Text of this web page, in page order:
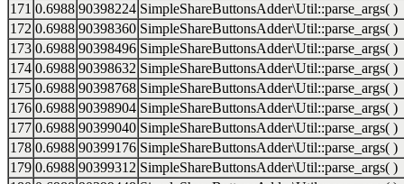
171 0.6988 90398224 SimpleShareButtonsAdder\Util::parse_args( )
172 0.6988 90398360 SimpleShareButtonsAdder\Util::parse_args( )
173 0.6988 90398496 SimpleShareButtonsAdder\Util::parse_args( )
174 0.6988 90398632 SimpleShareButtonsAdder\Util::parse_args( )
175 0.6988 90398768 SimpleShareButtonsAdder\Util::parse_args( )
176 0.6988 90398904 SimpleShareButtonsAdder\Util::parse_args( )
177 0.6988 90399040 SimpleShareButtonsAdder\Util::parse_args( )
178 0.6988 90399176 SimpleShareButtonsAdder\Util::parse_args( )
179 0.6988 90399312 SimpleShareButtonsAdder\Util::parse_args( )